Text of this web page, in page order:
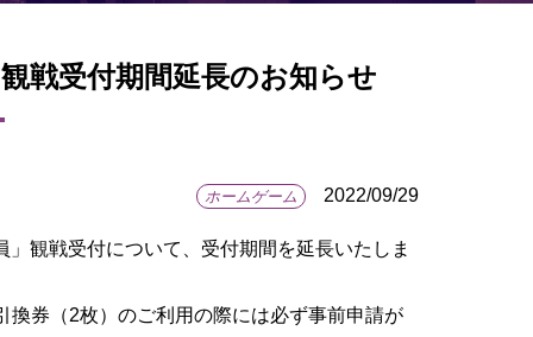
戦受付期間延長のお知らせ
ホームゲーム 2022/09/29
観戦受付について、受付期間を延長いたしま
券（2枚）のご利用の際には必ず事前申請が